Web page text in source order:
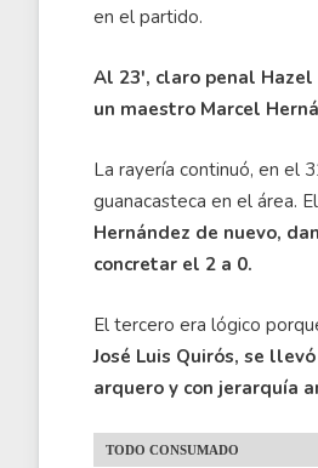
en el partido.
Al 23', claro penal Hazel
un maestro Marcel
La rayería continuó, en el
guanacasteca en el área.
Hernández de nuevo,
concretar el 2 a 0.
El tercero era lógico
José Luis Quirós, se
arquero y con jerarquía
TODO CONSUMADO